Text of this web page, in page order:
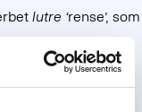
lutre ‘rense’, som
og oftest i